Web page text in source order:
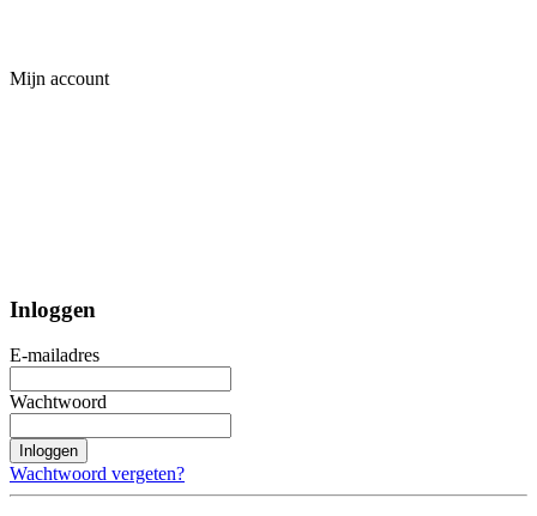
Mijn account
Inloggen
E-mailadres
Wachtwoord
Inloggen
Wachtwoord vergeten?